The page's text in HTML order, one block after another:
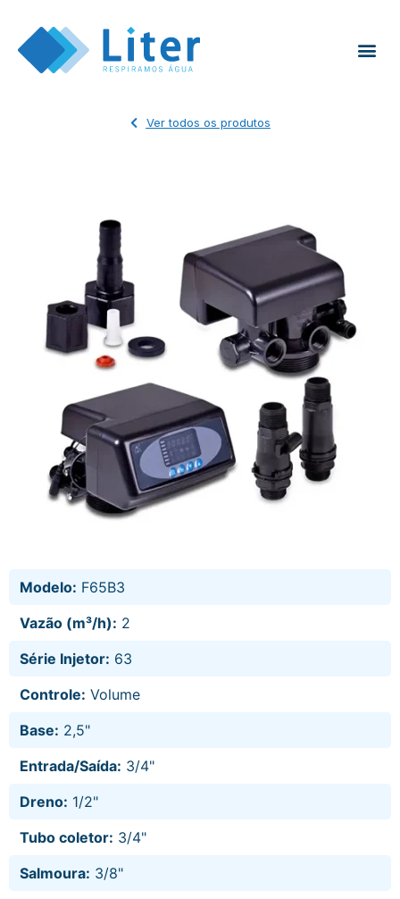
Ver todos os produtos
Modelo: F65B3
Vazão (m³/h): 2
Série Injetor: 63
Controle: Volume
Base: 2,5"
Entrada/Saída: 3/4"
Dreno: 1/2"
Tubo coletor: 3/4"
Salmoura: 3/8"